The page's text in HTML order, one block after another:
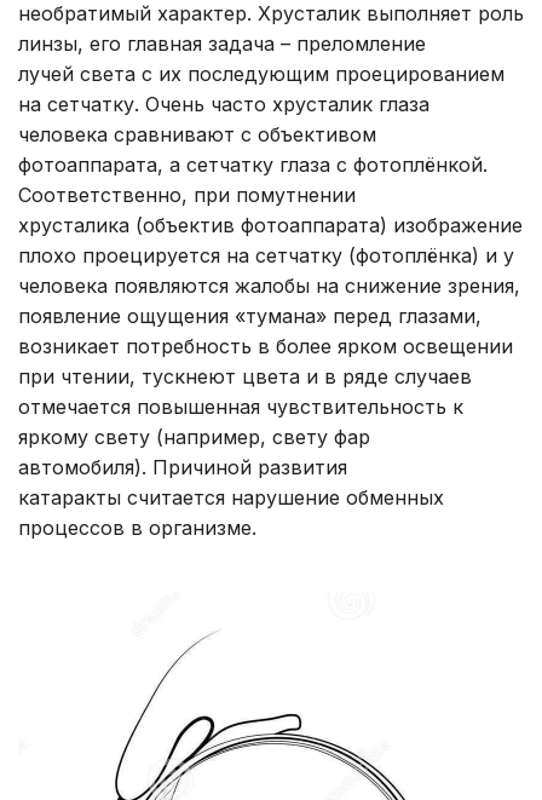
необратимый характер. Хрусталик выполняет роль
линзы, его главная задача – преломление
лучей света с их последующим проецированием
на сетчатку. Очень часто хрусталик глаза
человека сравнивают с объективом
фотоаппарата, а сетчатку глаза с фотоплёнкой.
Соответственно, при помутнении
хрусталика (объектив фотоаппарата) изображение
плохо проецируется на сетчатку (фотоплёнка) и у
человека появляются жалобы на снижение зрения,
появление ощущения «тумана» перед глазами,
возникает потребность в более ярком освещении
при чтении, тускнеют цвета и в ряде случаев
отмечается повышенная чувствительность к
яркому свету (например, свету фар
автомобиля). Причиной развития
катаракты считается нарушение обменных
процессов в организме.